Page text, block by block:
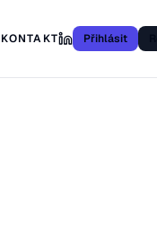
KONTAKT Přihlásit